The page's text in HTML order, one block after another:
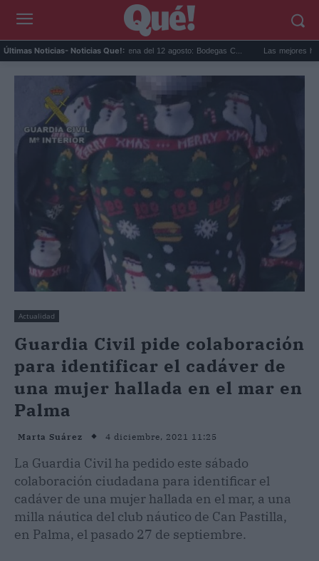
Últimas Noticias- Noticias Que!:
Eclipse solar en Cariñena del 12 agosto: Bodegas C... Las mejores
Actualidad
Guardia Civil pide colaboración
para identificar el cadáver de
una mujer hallada en el mar en
Palma
Marta Suárez 4 diciembre, 2021 11:25
La Guardia Civil ha pedido este sábado
colaboración ciudadana para identificar el
cadáver de una mujer hallada en el mar, a una
milla náutica del club náutico de Can Pastilla,
en Palma, el pasado 27 de septiembre.